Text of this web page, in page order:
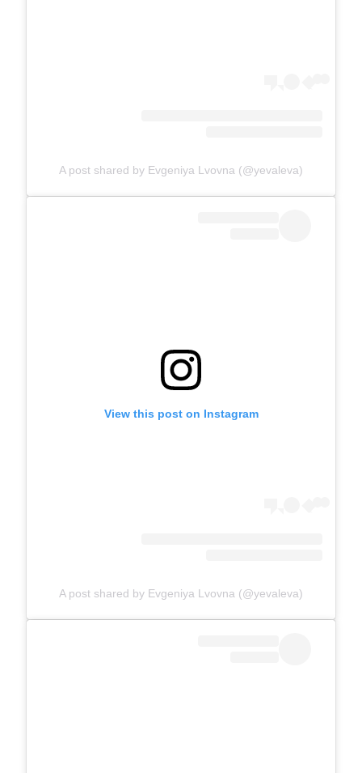
A post shared by Evgeniya Lvovna (@yevaleva)
View this post on Instagram
A post shared by Evgeniya Lvovna (@yevaleva)